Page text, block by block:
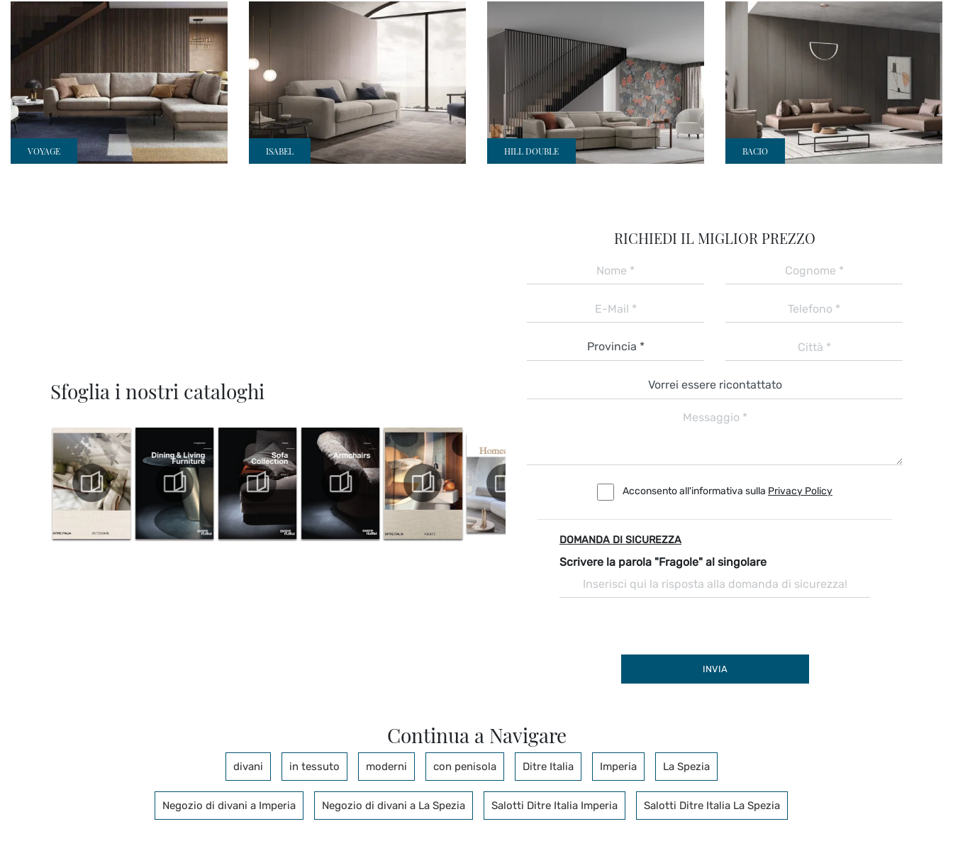
VOYAGE ISABEL HILL DOUBLE BACIO
Sfoglia i nostri cataloghi
RICHIEDI IL MIGLIOR PREZZO
Acconsento all'informativa sulla Privacy Policy
DOMANDA DI SICUREZZA
Scrivere la parola "Fragole" al singolare
INVIA
Continua a Navigare
divani in tessuto moderni con penisola Ditre Italia Imperia La Spezia
Negozio di divani a Imperia Negozio di divani a La Spezia Salotti Ditre Italia Imperia Salotti Ditre Italia La Spezia